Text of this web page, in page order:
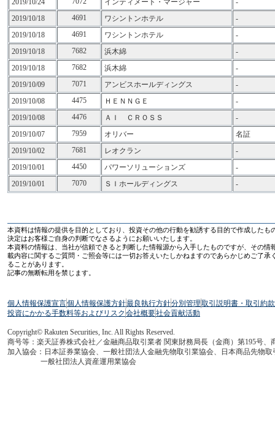
2019/10/24
インティメート・マージャー
-
2019/10/18
4691 ワシントンホテル
-
2019/10/18
4691 ワシントンホテル
-
2019/10/18
7682 浜木綿
-
2019/10/18
7682 浜木綿
-
2019/10/09
7071 アンビスホールディングス
-
2019/10/08
4475 ＨＥＮＮＧＥ
-
2019/10/08
4476 ＡＩ ＣＲＯＳＳ
-
2019/10/07
7959 オリバー
名証
2019/10/02
7681 レオクラン
-
2019/10/01
4450 パワーソリューションズ
-
2019/10/01
7070 ＳＩホールディングス -
本資料は情報の提供を目的としており、投資その他の行動を勧誘する目的で作成した
決定はお客様ご自身の判断でなさるようにお願いいたします。
本資料の情報は、当社が信頼できると判断した情報源から入手したものですが、その
載内容に関するご質問・ご照会等には一切お答えいたしかねますのであらかじめご了
ることがあります。
記事の無断転用を禁じます。
個人情報保護宣言個人情報保護方針最良執行方針分別管理取引説明書・取引約
投資にかかる手数料等およびリスク 会社概要社会貢献活動
Copyright© Rakuten Securities, Inc. All Rights Reserved.
商号等：楽天証券株式会社／金融商品取引業者 関東財務局長（金商）第195号、
加入協会：日本証券業協会、一般社団法人金融先物取引業協会、日本商品先物
一般社団法人資産運用業協会